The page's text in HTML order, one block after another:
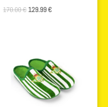
170.00€ El
170.00 €.
129.99€El
129.99 €.